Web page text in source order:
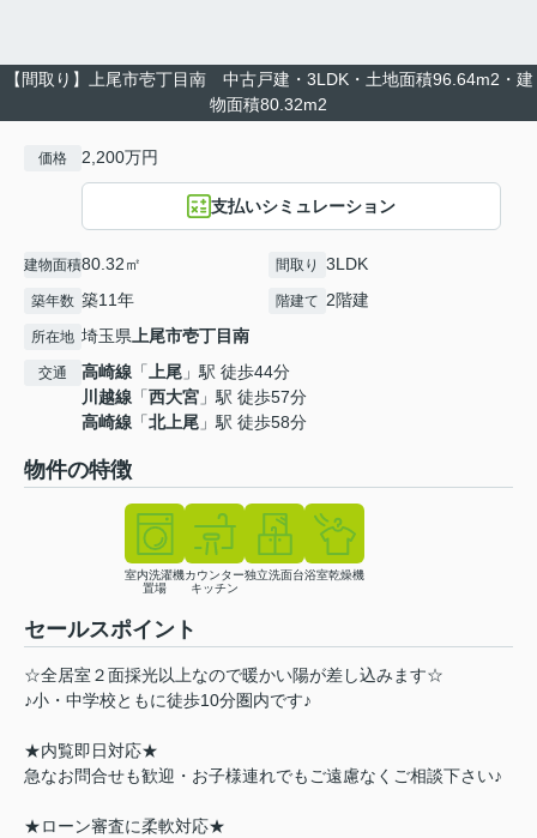
【間取り】上尾市壱丁目南 中古戸建・3LDK・土地面積96.64m2・建
物面積80.32m2
価格 2,200万円
支払いシミュレーション
建物面積80.32㎡ 間取り 3LDK
築年数 築11年 階建て 2階建
所在地 埼玉県 上尾市壱丁目南
交通 高崎線 「 上尾 」駅 徒歩44分
川越線 「西大宮 」駅 徒歩57分
高崎線 「北上尾 」駅 徒歩58分
物件の特徴
室内洗濯機
置場
カウンター
キッチン
独立洗面台浴室乾燥機
セールスポイント
☆全居室２面採光以上なので暖かい陽が差し込みます☆
♪小・中学校ともに徒歩10分圏内です♪
★内覧即日対応★
急なお問合せも歓迎・お子様連れでもご遠慮なくご相談下さい♪
★ローン審査に柔軟対応★